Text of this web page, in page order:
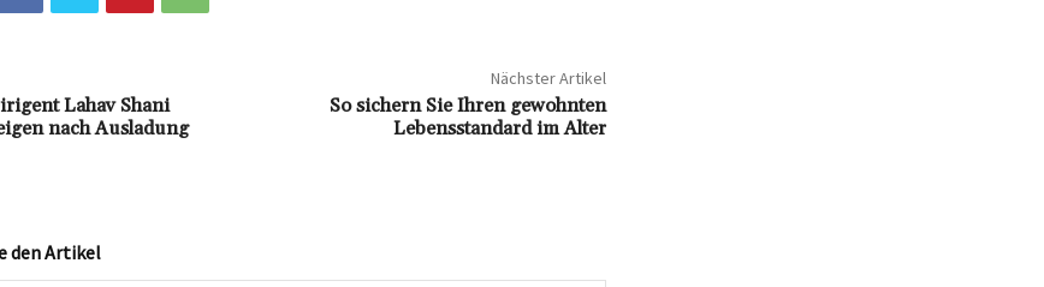
Lahav Shani
nach Ausladung
Nächster Artikel
So sichern Sie Ihren gewohnten
Lebensstandard im Alter
den Artikel